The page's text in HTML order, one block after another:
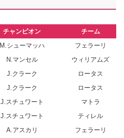
チャンピオン
チーム
M.シューマッハ
フェラーリ
N.マンセル ウィリアムズ
J.クラーク
ロータス
J.クラーク ロータス
J.スチュワート
マトラ
J.スチュワート ティレル
A.アスカリ
フェラーリ